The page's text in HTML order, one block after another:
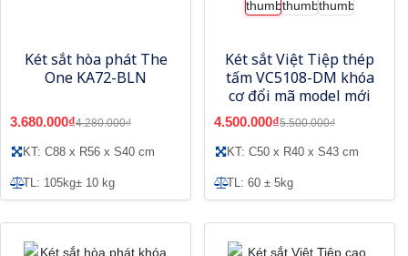
Két sắt hòa phát The
One KA72-BLN
3.680.000₫4.280.000₫
KT: C88 x R56 x S40 cm
TL: 105kg± 10 kg
Két sắt Việt Tiệp thép
tấm VC5108-DM khóa
cơ đổi mã model mới
4.500.000₫5.500.000₫
KT: C50 x R40 x S43 cm
TL: 60 ± 5kg